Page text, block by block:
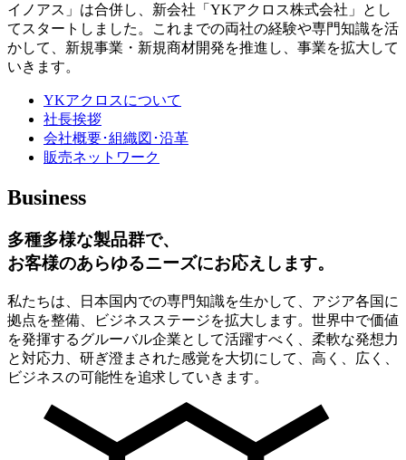
イノアス」は合併し、新会社「YKアクロス株式会社」とし
てスタートしました。これまでの両社の経験や専門知識を活
かして、新規事業・新規商材開発を推進し、事業を拡大して
いきます。
YKアクロスについて
社長挨拶
会社概要･組織図･沿革
販売ネットワーク
Business
多種多様な製品群で、
お客様のあらゆるニーズにお応えします。
私たちは、日本国内での専門知識を生かして、アジア各国に
拠点を整備、ビジネスステージを拡大します。世界中で価値
を発揮するグルーバル企業として活躍すべく、柔軟な発想力
と対応力、研ぎ澄まされた感覚を大切にして、高く、広く、
ビジネスの可能性を追求していきます。